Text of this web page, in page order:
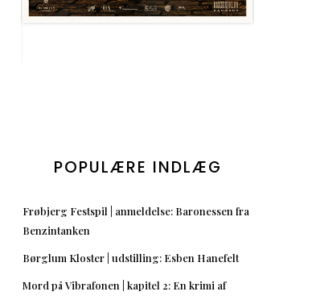
POPULÆRE INDLÆG
Frøbjerg Festspil | anmeldelse: Baronessen fra
Benzintanken
Børglum Kloster | udstilling: Esben Hanefelt
Mord på Vibrafonen | kapitel 2: En krimi af